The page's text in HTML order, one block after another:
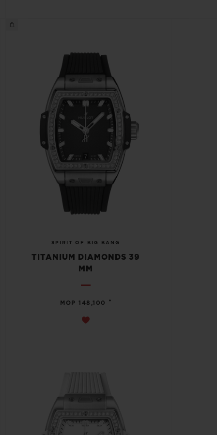
SPIRIT OF BIG BANG
TITANIUM DIAMONDS 39
MM
MOP 148,100 •